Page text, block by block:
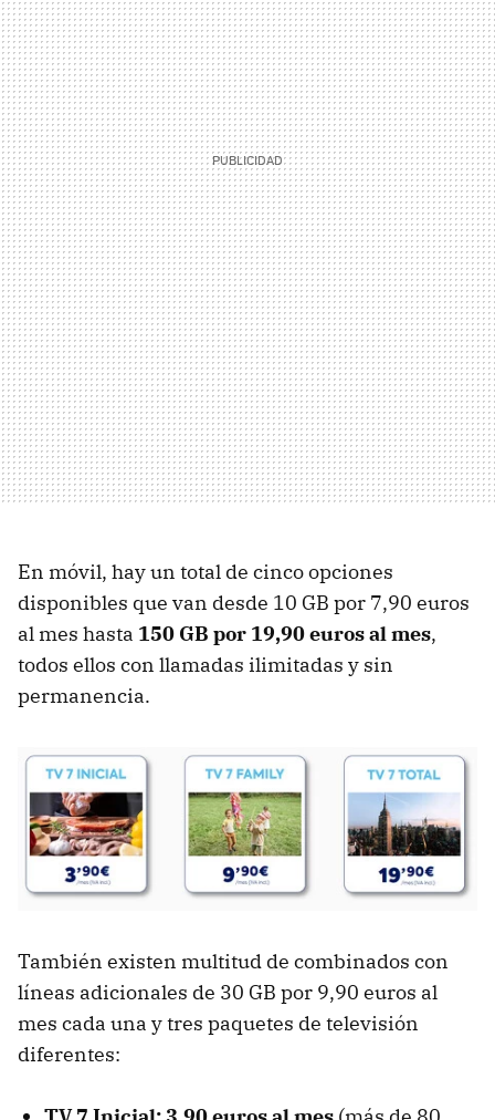
En móvil, hay un total de cinco opciones
disponibles que van desde 10 GB por 7,90 euros
al mes hasta 150 GB por 19,90 euros al mes,
todos ellos con llamadas ilimitadas y sin
permanencia.
También existen multitud de combinados con
líneas adicionales de 30 GB por 9,90 euros al
mes cada una y tres paquetes de televisión
diferentes: